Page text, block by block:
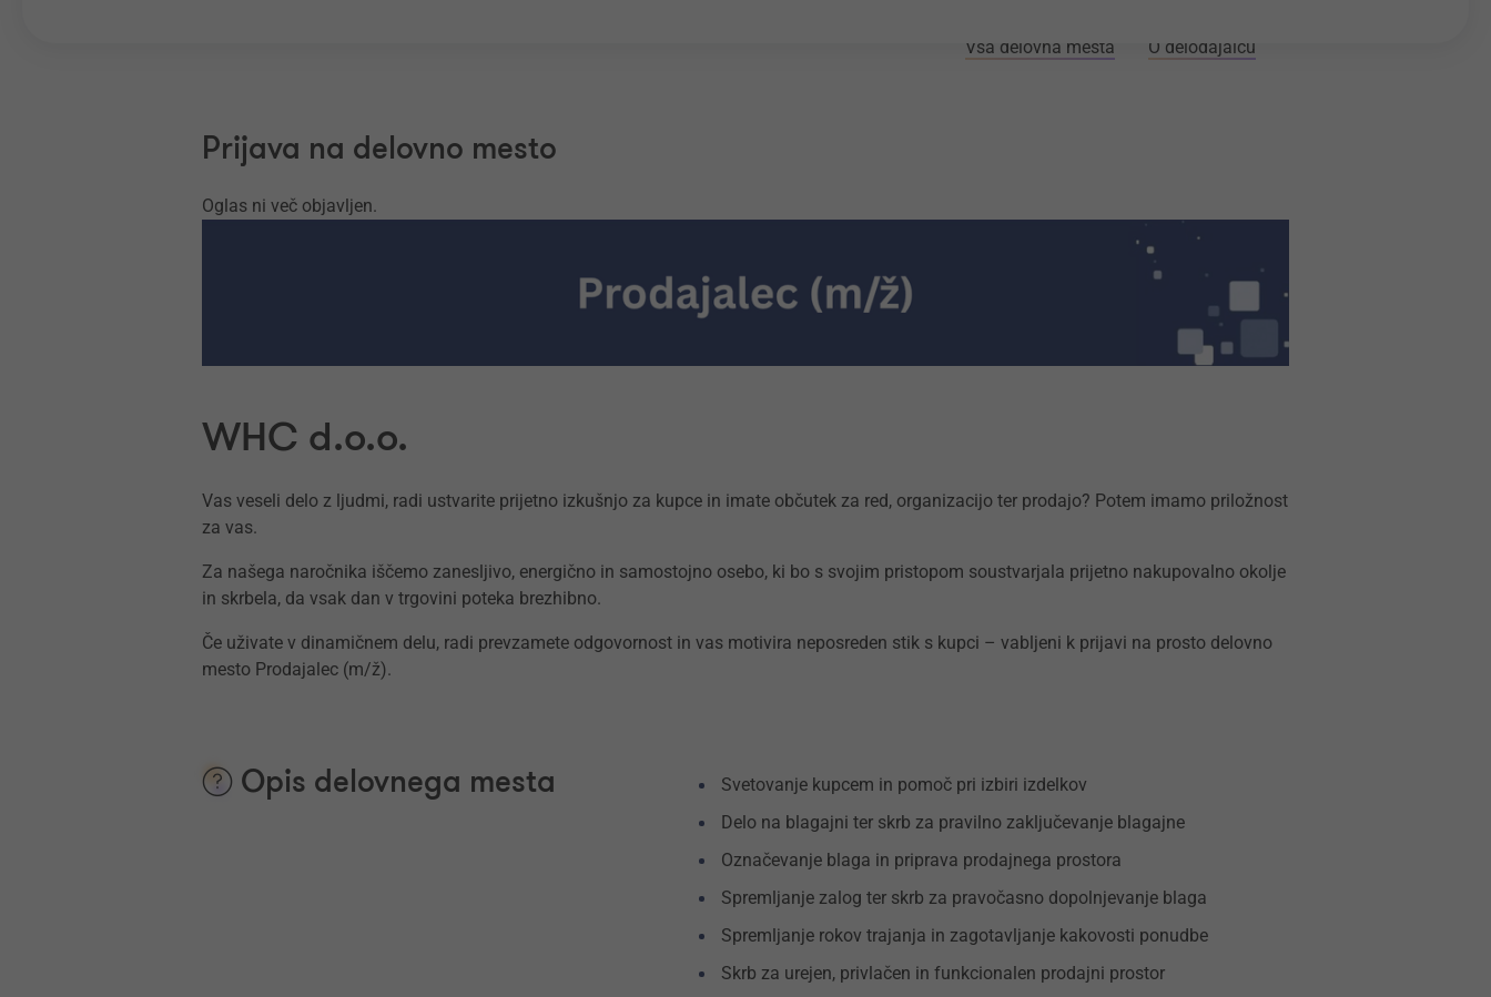
Vsa delovna mesta O delodajalcu
Prijava na delovno mesto
Oglas ni več objavljen.
WHC d.o.o.
Vas veseli delo z ljudmi, radi ustvarite prijetno izkušnjo za kupce in imate občutek za red, organizacijo ter prodajo? Potem imamo priložnost
za vas.
Za našega naročnika iščemo zanesljivo, energično in samostojno osebo, ki bo s svojim pristopom soustvarjala prijetno nakupovalno okolje
in skrbela, da vsak dan v trgovini poteka brezhibno.
Če uživate v dinamičnem delu, radi prevzamete odgovornost in vas motivira neposreden stik s kupci – vabljeni k prijavi na prosto delovno
mesto Prodajalec (m/ž).
Opis delovnega mesta
Svetovanje kupcem in pomoč pri izbiri izdelkov
Delo na blagajni ter skrb za pravilno zaključevanje blagajne
Označevanje blaga in priprava prodajnega prostora
Spremljanje zalog ter skrb za pravočasno dopolnjevanje blaga
Spremljanje rokov trajanja in zagotavljanje kakovosti ponudbe
Skrb za urejen, privlačen in funkcionalen prodajni prostor